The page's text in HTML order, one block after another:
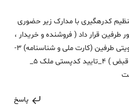
کدرهگیری با مدارک زیر حضوری
توافقی با رضایت استنکات مهم 1- حضور طرفین قرار داد ( فروشنده و خریدار ،
موجر و مستاجر) امضاء و اثر انگشت. 2- ارائه اصل مدارک هویتی طرفین (کارت ملی و شناسنامه) 3-
ارائه اصل مدارک مالکیتی(سند و تمام قولنامه خرید ملک و قبض ) 4_تایید کدپستی ملک 5_
پاسخ